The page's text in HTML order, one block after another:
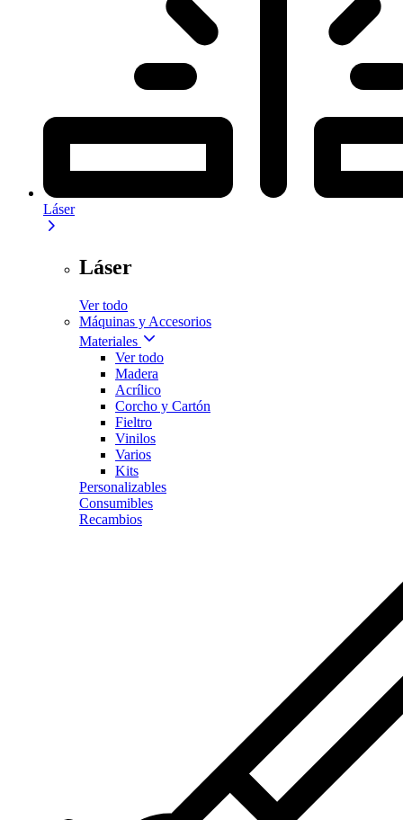
Láser
Láser
Ver todo
Máquinas y Accesorios
Materiales
Ver todo
Madera
Acrílico
Corcho y Cartón
Fieltro
Vinilos
Varios
Kits
Personalizables
Consumibles
Recambios